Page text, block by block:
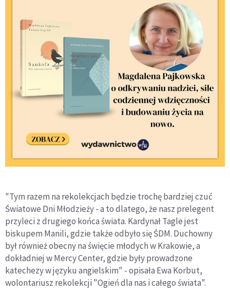
"Tym razem na rekolekcjach będzie trochę bardziej czuć
Światowe Dni Młodzieży - a to dlatego, że nasz prelegent
przyleci z drugiego końca świata. Kardynał Tagle jest
biskupem Manili, gdzie także odbyło się ŚDM. Duchowny
był również obecny na święcie młodych w Krakowie, a
dokładniej w Mercy Center, gdzie były prowadzone
katechezy w języku angielskim" - opisała Ewa Korbut,
wolontariusz rekolekcji "Ogień dla nas i całego świata".